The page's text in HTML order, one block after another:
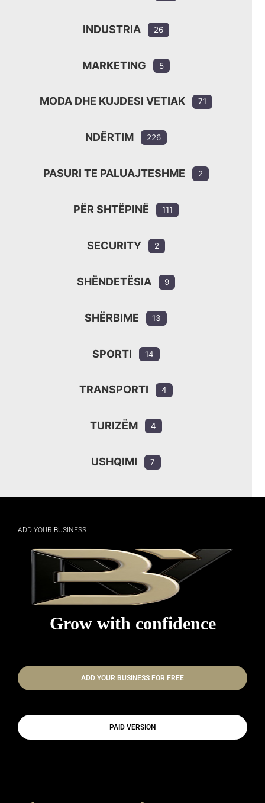
INDUSTRIA 26
MARKETING 5
MODA DHE KUJDESI VETIAK 71
NDËRTIM 226
PASURI TE PALUAJTESHME 2
PËR SHTËPINË 111
SECURITY 2
SHËNDETËSIA 9
SHËRBIME 13
SPORTI 14
TRANSPORTI 4
TURIZËM 4
USHQIMI 7
ADD YOUR BUSINESS
Grow with confidence
ADD YOUR BUSINESS FOR FREE
PAID VERSION